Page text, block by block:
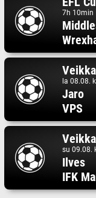
7h 10min
la 08.08.
Jaro
VPS
su 09.08.
Ilves
IFK